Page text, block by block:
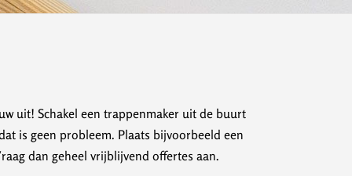
uit! Schakel een trappenmaker uit de buurt
is geen probleem. Plaats bijvoorbeeld een
dan geheel vrijblijvend offertes aan.